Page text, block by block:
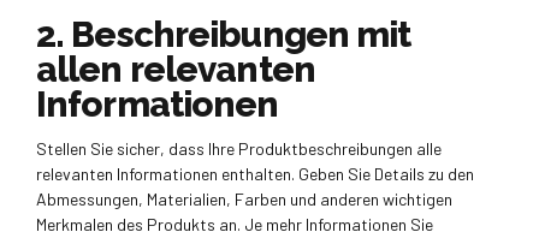
2. Beschreibungen mit
allen relevanten
Informationen
Stellen Sie sicher, dass Ihre Produktbeschreibungen alle
relevanten Informationen enthalten. Geben Sie Details zu den
Abmessungen, Materialien, Farben und anderen wichtigen
Merkmalen des Produkts an. Je mehr Informationen Sie